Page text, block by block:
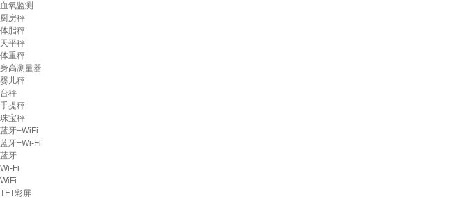
血氧监测
厨房秤
体脂秤
天平秤
体重秤
身高测量器
婴儿秤
台秤
手提秤
珠宝秤
蓝牙+WiFi
蓝牙+Wi-Fi
蓝牙
Wi-Fi
WiFi
TFT彩屏